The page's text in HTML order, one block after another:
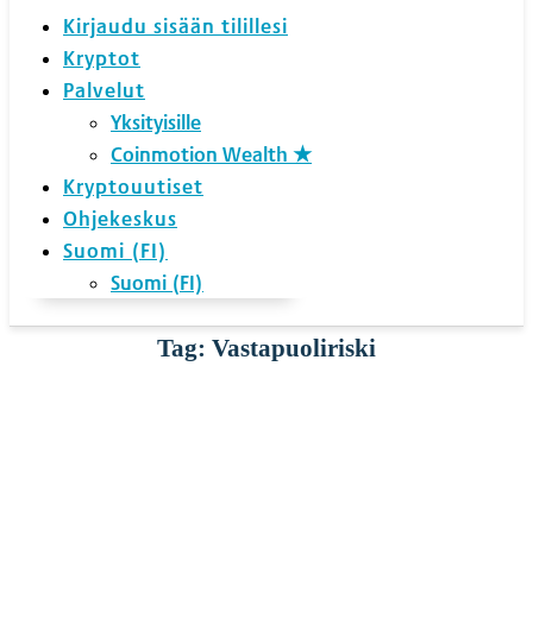
Kirjaudu sisään tilillesi
Kryptot
Palvelut
Yksityisille
Coinmotion Wealth ★
Kryptouutiset
Ohjekeskus
Suomi (FI)
Suomi (FI)
Tag: Vastapuoliriski